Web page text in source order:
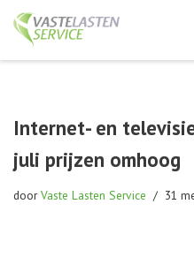
Internet- en
juli prijzen omhoog
doorVaste Lasten Service 31